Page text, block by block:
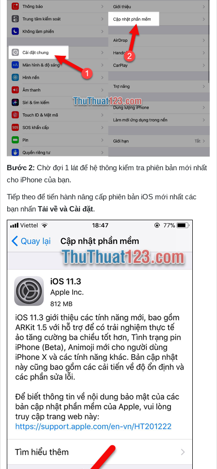
Bước 2: Chờ đợi 1 lát để hệ thông kiểm tra phiên bản mới nhất
cho iPhone của bạn.
Tiếp theo để tiến hành nâng cấp phiên bản iOS mới nhất các
bạn nhấnTải về và Cài đặt.